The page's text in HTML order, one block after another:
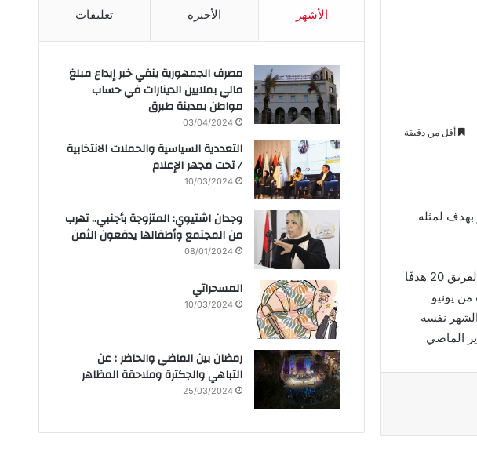
أقل من دقيقة
الأشهر الأخيرة تعليقات
مصرف الجمهورية ينفي خبر إيداع مبلغ
مالي بملايين الدينارات في حساب
مواطن بمدينة طبرق
03/04/2024
التعددية السياسية والحملات الانتخابية
/ تحت مجهر الإعلام
10/03/2024
وجدان اشتيوي: المتزوجة بأجنبي.. تهرب
من المجتمع وأطفالها يدفعون الثمن
08/01/2024
المسحراتي
10/03/2024
رمضان بين الماضي والحاضر : عن
التباهي والجكترة وملاحقة المظاهر
25/03/2024